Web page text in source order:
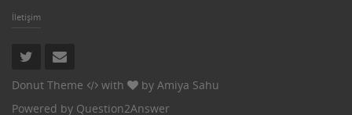
İletişim
Donut Theme with by Amiya Sahu
Powered by Question2Answer